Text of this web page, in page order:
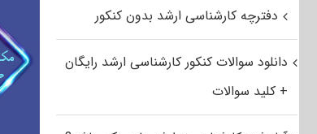
دفترچه کارشناسی ارشد بدون کنکور
دانلود سوالات کنکور کارشناسی ارشد رایگان
+ کلید سوالات